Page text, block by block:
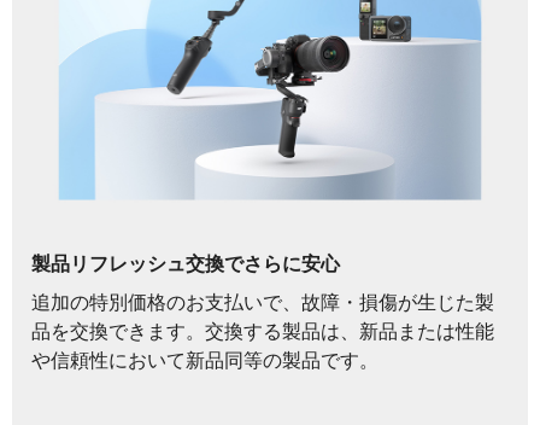
製品リフレッシュ交換でさらに安心
追加の特別価格のお支払いで、故障・損傷が生じた製
品を交換できます。交換する製品は、新品または性能
や信頼性において新品同等の製品です。